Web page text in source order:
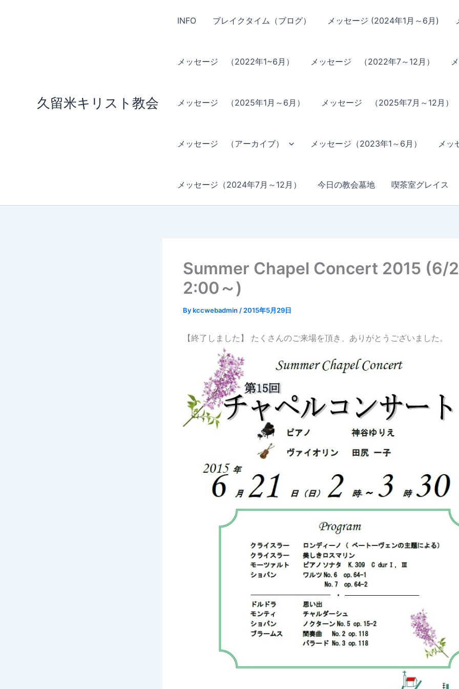
久留米キリスト教会
INFO ブレイクタイム（ブログ） メッセージ (2024年1月～6月)
メッセージ （2022年1~6月） メッセージ （2022年7～12月）
メッセージ （2025年1月～6月） メッセージ （2025年7月～12月）
メッセージ （アーカイブ） メッセージ（2023年1～6月） メッ
メッセージ（2024年7月～12月） 今日の教会墓地 喫茶室グレイス
Summer Chapel Concert 2015 (6/
2:00～)
Bykccwebadmin / 2015年5月29日
【終了しました】 たくさんのご来場を頂き、ありがとうございました。